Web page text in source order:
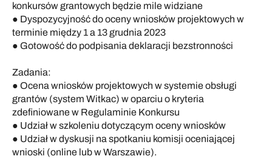
konkursów grantowych będzie mile widziane
● Dyspozycyjność do oceny wniosków projektowych w
terminie między 1 a 13 grudnia 2023
● Gotowość do podpisania deklaracji bezstronności
Zadania:
● Ocena wniosków projektowych w systemie obsługi
grantów (system Witkac) w oparciu o kryteria
zdefiniowane w Regulaminie Konkursu
● Udział w szkoleniu dotyczącym oceny wniosków
● Udział w dyskusji na spotkaniu komisji oceniającej
wnioski (online lub w Warszawie).